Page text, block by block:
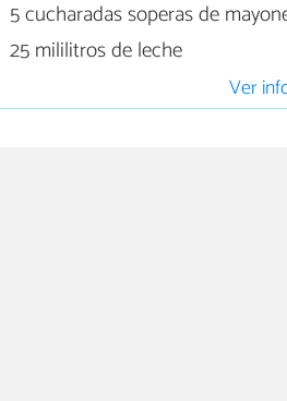
5 cucharadas soperas de
25 mililitros de leche
Ver